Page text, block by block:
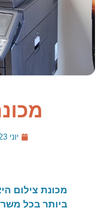
יוני 23, 2025
מכונת צילום
ביותר בכל